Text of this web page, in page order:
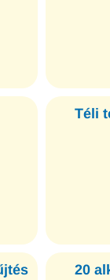
Téli
20